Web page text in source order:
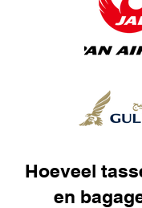
Hoeveel
en